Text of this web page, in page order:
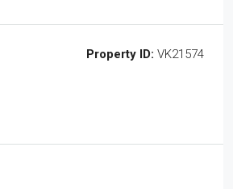
Property ID: VK21574